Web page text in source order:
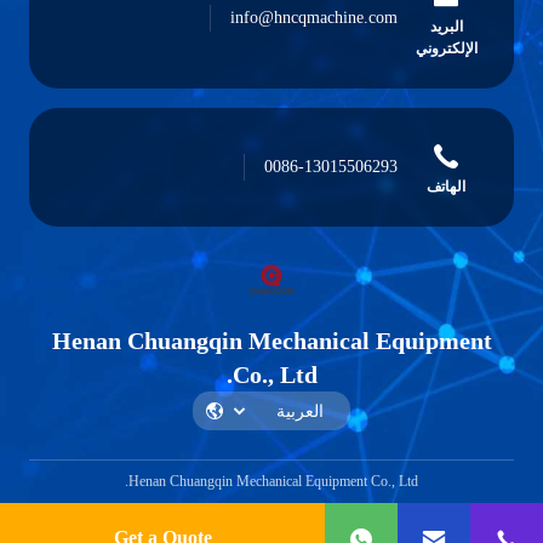
البريد
الإلكتروني
info@hncqmachine.com
الهاتف
0086-13015506293
Henan Chuangqin Mechanical Equipment
Co., Ltd.
Henan Chuangqin Mechanical Equipment Co., Ltd.
Get a Quote